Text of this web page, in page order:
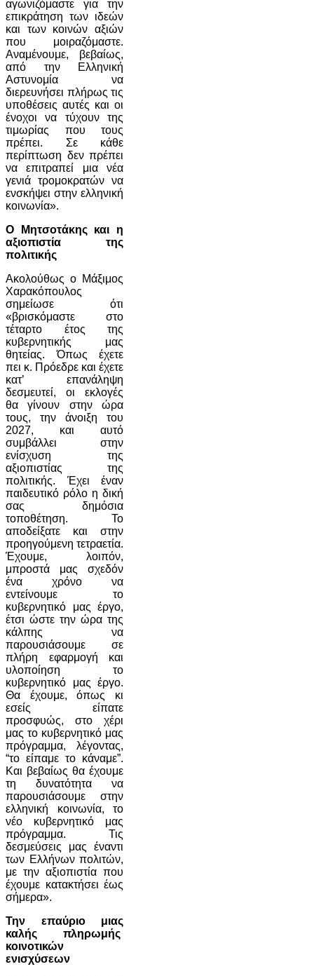
αγωνιζόμαστε για την
επικράτηση των ιδεών
και των κοινών αξιών
που μοιραζόμαστε.
Αναμένουμε, βεβαίως,
από την Ελληνική
Αστυνομία να
διερευνήσει πλήρως τις
υποθέσεις αυτές και οι
ένοχοι να τύχουν της
τιμωρίας που τους
πρέπει. Σε κάθε
περίπτωση δεν πρέπει
να επιτραπεί μια νέα
γενιά τρομοκρατών να
ενσκήψει στην ελληνική
κοινωνία».
Ο Μητσοτάκης και η
αξιοπιστία της
πολιτικής
Ακολούθως ο Μάξιμος
Χαρακόπουλος
σημείωσε ότι
«βρισκόμαστε στο
τέταρτο έτος της
κυβερνητικής μας
θητείας. Όπως έχετε
πει κ. Πρόεδρε και έχετε
κατ’ επανάληψη
δεσμευτεί, οι εκλογές
θα γίνουν στην ώρα
τους, την άνοιξη του
2027, και αυτό
συμβάλλει στην
ενίσχυση της
αξιοπιστίας της
πολιτικής. Έχει έναν
παιδευτικό ρόλο η δική
σας δημόσια
τοποθέτηση. Το
αποδείξατε και στην
προηγούμενη τετραετία.
Έχουμε, λοιπόν,
μπροστά μας σχεδόν
ένα χρόνο να
εντείνουμε το
κυβερνητικό μας έργο,
έτσι ώστε την ώρα της
κάλπης να
παρουσιάσουμε σε
πλήρη εφαρμογή και
υλοποίηση το
κυβερνητικό μας έργο.
Θα έχουμε, όπως κι
εσείς είπατε
προσφυώς, στο χέρι
μας το κυβερνητικό μας
πρόγραμμα, λέγοντας,
“το είπαμε το κάναμε”.
Και βεβαίως θα έχουμε
τη δυνατότητα να
παρουσιάσουμε στην
ελληνική κοινωνία, το
νέο κυβερνητικό μας
πρόγραμμα. Τις
δεσμεύσεις μας έναντι
των Ελλήνων πολιτών,
με την αξιοπιστία που
έχουμε κατακτήσει έως
σήμερα».
Την επαύριο μιας
καλής πληρωμής
κοινοτικών
ενισχύσεων